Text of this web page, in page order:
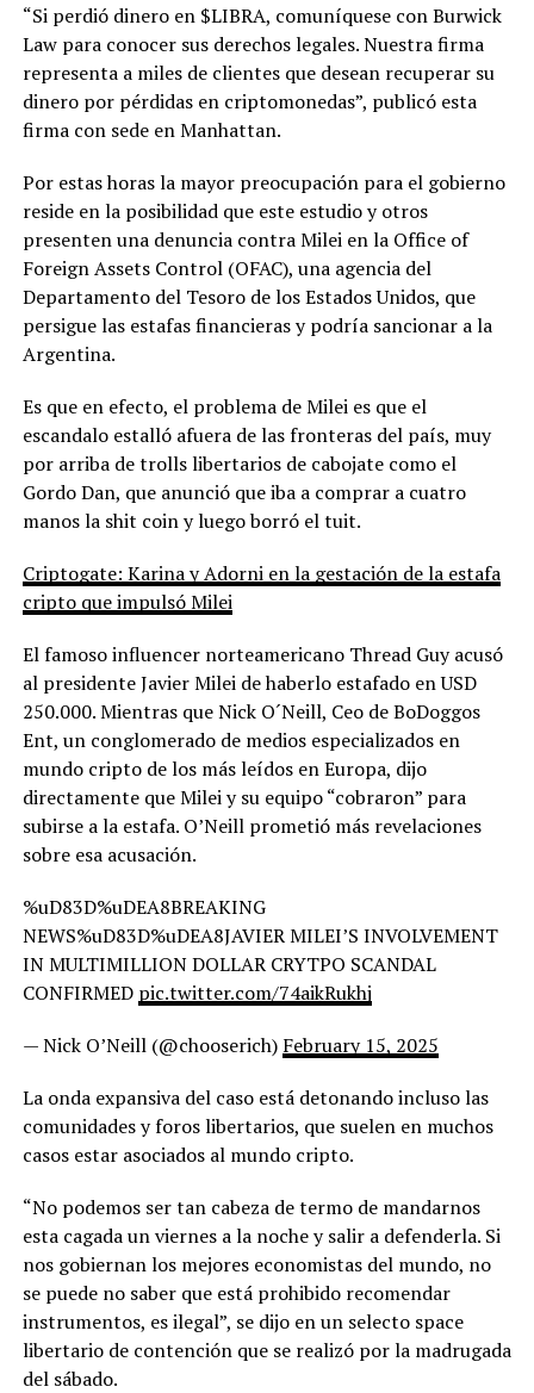
“Si perdió dinero en $LIBRA, comuníquese con Burwick
Law para conocer sus derechos legales. Nuestra firma
representa a miles de clientes que desean recuperar su
dinero por pérdidas en criptomonedas”, publicó esta
firma con sede en Manhattan.
Por estas horas la mayor preocupación para el gobierno
reside en la posibilidad que este estudio y otros
presenten una denuncia contra Milei en la Office of
Foreign Assets Control (OFAC), una agencia del
Departamento del Tesoro de los Estados Unidos, que
persigue las estafas financieras y podría sancionar a la
Argentina.
Es que en efecto, el problema de Milei es que el
escandalo estalló afuera de las fronteras del país, muy
por arriba de trolls libertarios de cabojate como el
Gordo Dan, que anunció que iba a comprar a cuatro
manos la shit coin y luego borró el tuit.
Criptogate: Karina y Adorni en la gestación de la estafa
cripto que impulsó Milei
El famoso influencer norteamericano Thread Guy acusó
al presidente Javier Milei de haberlo estafado en USD
250.000. Mientras que Nick O´Neill, Ceo de BoDoggos
Ent, un conglomerado de medios especializados en
mundo cripto de los más leídos en Europa, dijo
directamente que Milei y su equipo “cobraron” para
subirse a la estafa. O’Neill prometió más revelaciones
sobre esa acusación.
%uD83D%uDEA8BREAKING
NEWS%uD83D%uDEA8JAVIER MILEI’S INVOLVEMENT
IN MULTIMILLION DOLLAR CRYTPO SCANDAL
CONFIRMED pic.twitter.com/74aikRukhj
— Nick O’Neill (@chooserich) February 15, 2025
La onda expansiva del caso está detonando incluso las
comunidades y foros libertarios, que suelen en muchos
casos estar asociados al mundo cripto.
“No podemos ser tan cabeza de termo de mandarnos
esta cagada un viernes a la noche y salir a defenderla. Si
nos gobiernan los mejores economistas del mundo, no
se puede no saber que está prohibido recomendar
instrumentos, es ilegal”, se dijo en un selecto space
libertario de contención que se realizó por la madrugada
del sábado.